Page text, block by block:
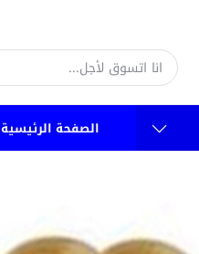
الصفحة الرئيسية